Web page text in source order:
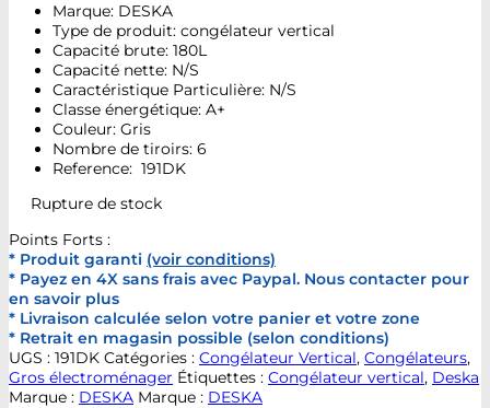
Marque: DESKA
Type de produit: congélateur vertical
Capacité brute: 180L
Capacité nette: N/S
Caractéristique Particulière: N/S
Classe énergétique: A+
Couleur: Gris
Nombre de tiroirs: 6
Reference: 191DK
Rupture de stock
Points Forts :
* Produit garanti (voir conditions)
* Payez en 4X sans frais avec Paypal. Nous contacter pour
en savoir plus
* Livraison calculée selon votre panier et votre zone
* Retrait en magasin possible (selon conditions)
UGS : 191DK Catégories : Congélateur Vertical, Congélateurs,
Gros électroménager Étiquettes : Congélateur vertical, Deska
Marque : DESKA Marque : DESKA